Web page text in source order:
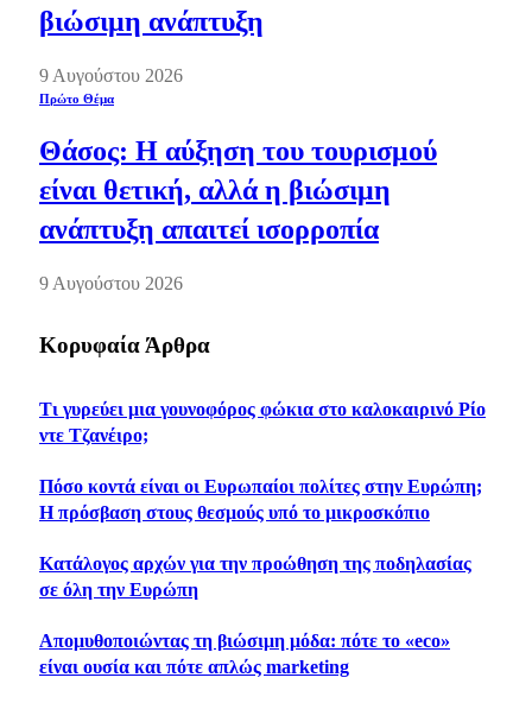
βιώσιμη ανάπτυξη
9 Αυγούστου 2026
Πρώτο Θέμα
Θάσος: Η αύξηση του τουρισμού
είναι θετική, αλλά η βιώσιμη
ανάπτυξη απαιτεί ισορροπία
9 Αυγούστου 2026
Κορυφαία Άρθρα
Τι γυρεύει μια γουνοφόρος φώκια στο καλοκαιρινό Ρίο
ντε Τζανέιρο;
Πόσο κοντά είναι οι Ευρωπαίοι πολίτες στην Ευρώπη;
Η πρόσβαση στους θεσμούς υπό το μικροσκόπιο
Κατάλογος αρχών για την προώθηση της ποδηλασίας
σε όλη την Ευρώπη
Απομυθοποιώντας τη βιώσιμη μόδα: πότε το «eco»
είναι ουσία και πότε απλώς marketing